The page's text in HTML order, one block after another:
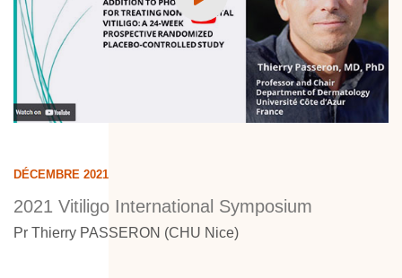
DÉCEMBRE 2021
2021 Vitiligo International Symposium
Pr Thierry PASSERON (CHU Nice)